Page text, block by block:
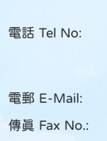
電話 Tel No:
電郵 E-Mail:
傳真 Fax No.: